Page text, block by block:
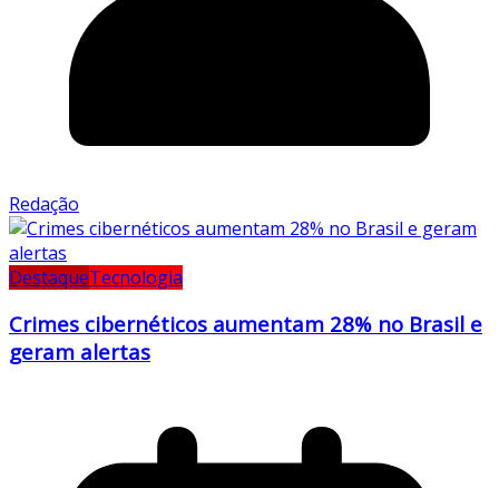
Redação
DestaqueTecnologia
Crimes cibernéticos aumentam 28% no Brasil e
geram alertas